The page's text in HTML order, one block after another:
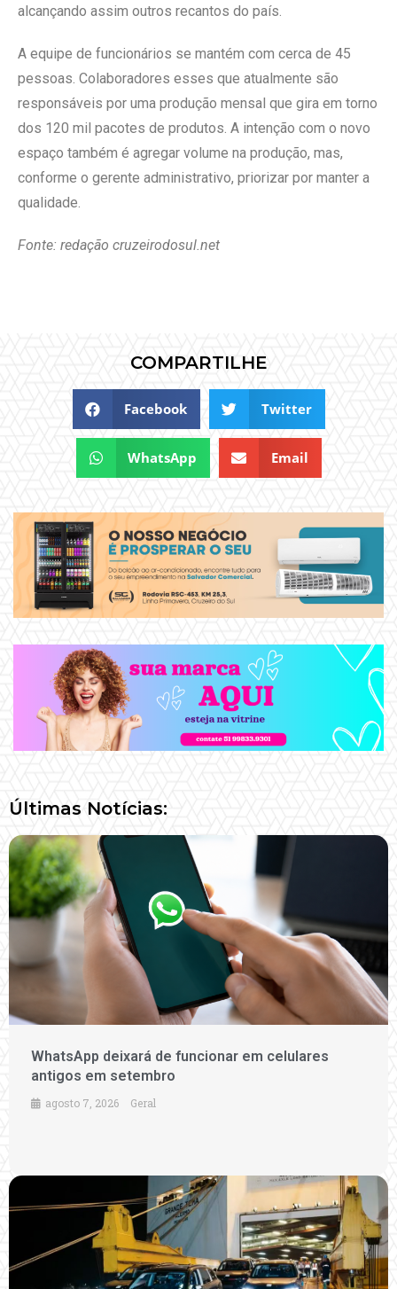
alcançando assim outros recantos do país.
A equipe de funcionários se mantém com cerca de 45
pessoas. Colaboradores esses que atualmente são
responsáveis por uma produção mensal que gira em torno
dos 120 mil pacotes de produtos. A intenção com o novo
espaço também é agregar volume na produção, mas,
conforme o gerente administrativo, priorizar por manter a
qualidade.
Fonte: redação cruzeirodosul.net
COMPARTILHE
Facebook Twitter
WhatsApp Email
Últimas Notícias:
WhatsApp deixará de funcionar em celulares
antigos em setembro
agosto 7, 2026 Geral